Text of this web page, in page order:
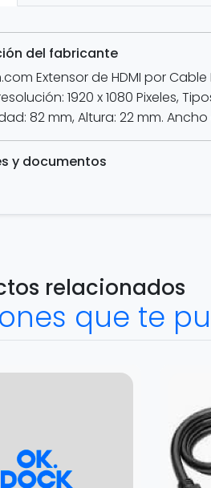
del fabricante
Extensor de HDMI por
1920 x 1080 Pixeles,
82 mm, Altura: 22 mm.
y documentos
relacionados
que te